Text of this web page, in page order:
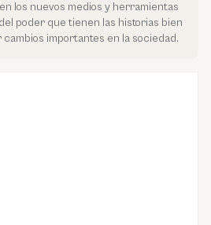
los nuevos medios y herramientas
poder que tienen las historias bien
importantes en la sociedad.